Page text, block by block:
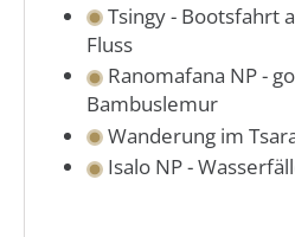
Tsingy - Bootsfahrt
Fluss
Ranomafana NP -
Bambuslemur
Wanderung im
Isalo NP -